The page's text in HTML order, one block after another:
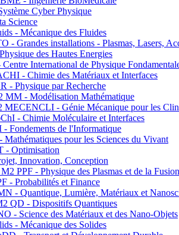
Cyber Physique
Science
- Mécanique des Fluides
- Grandes installations - Plasmas, Lasers,
des Hautes Energies
International de Physique
- Chimie des Matériaux et Interfaces
- Physique par Recherche
- Modélisation Mathématique
- Génie Mécanique pour les
- Chimie Moléculaire et Interfaces
Fondements de l'Informatique
pour les Sciences du Vivant
- Optimisation
Innovation, Conception
PPF - Physique des Plasmas et de la Fusion
- Probabilités et Finance
- Quantique, Lumière, Matériaux et
QD - Dispositifs Quantiques
- Science des Matériaux et des Nano-Objets
- Mécanique des Solides